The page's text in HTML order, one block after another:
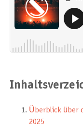
Überblick über
2025